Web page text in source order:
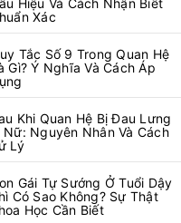
Hiệu Và Cách Nhận Biết
Xác
Tắc Số 9 Trong Quan Hệ
Gì? Ý Nghĩa Và Cách Áp
Khi Quan Hệ Bị Đau Lưng
Nữ: Nguyên Nhân Và Cách
Lý
Gái Tự Sướng Ở Tuổi Dậy
Có Sao Không? Sự Thật
Học Cần Biết